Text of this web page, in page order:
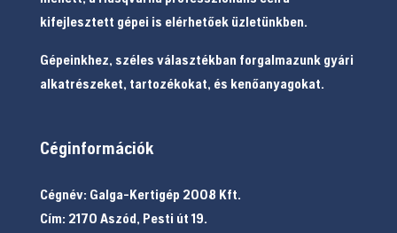
kifejlesztett gépei is elérhetőek üzletünkben.
Gépeinkhez, széles választékban forgalmazunk gyári
alkatrészeket, tartozékokat, és kenőanyagokat.
Céginformációk
Cégnév: Galga-Kertigép 2008 Kft.
Cím: 2170 Aszód, Pesti út 19.